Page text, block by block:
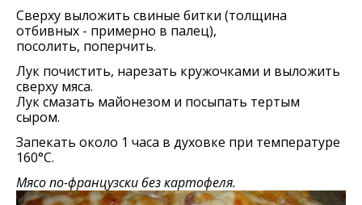
Сверху выложить свиные битки (толщина
отбивных - примерно в палец),
посолить, поперчить.
Лук почистить, нарезать кружочками и выложить
сверху мяса.
Лук смазать майонезом и посыпать тертым
сыром.
Запекать около 1 часа в духовке при температуре
160°C.
Мясо по-французски без картофеля.